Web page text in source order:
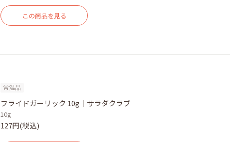
この商品を見る
常温品
フライドガーリック 10g｜サラダクラブ
10g
127円(税込)